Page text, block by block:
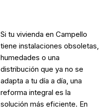
Si tu vivienda en Campello
tiene instalaciones obsoletas,
humedades o una
distribución que ya no se
adapta a tu día a día, una
reforma integral es la
solución más eficiente. En